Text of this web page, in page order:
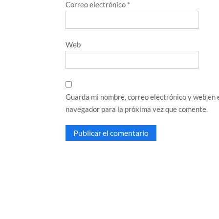
Correo electrónico *
Web
Guarda mi nombre, correo electrónico y web en
navegador para la próxima vez que comente.